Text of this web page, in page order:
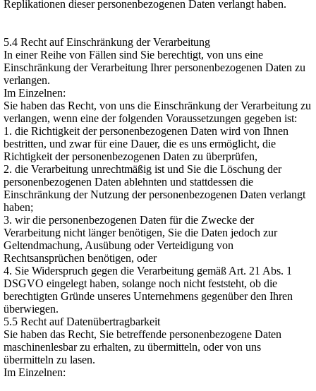
Replikationen dieser personenbezogenen Daten verlangt haben.
5.4 Recht auf Einschränkung der Verarbeitung
In einer Reihe von Fällen sind Sie berechtigt, von uns eine
Einschränkung der Verarbeitung Ihrer personenbezogenen Daten zu
verlangen.
Im Einzelnen:
Sie haben das Recht, von uns die Einschränkung der Verarbeitung zu
verlangen, wenn eine der folgenden Voraussetzungen gegeben ist:
1. die Richtigkeit der personenbezogenen Daten wird von Ihnen
bestritten, und zwar für eine Dauer, die es uns ermöglicht, die
Richtigkeit der personenbezogenen Daten zu überprüfen,
2. die Verarbeitung unrechtmäßig ist und Sie die Löschung der
personenbezogenen Daten ablehnten und stattdessen die
Einschränkung der Nutzung der personenbezogenen Daten verlangt
haben;
3. wir die personenbezogenen Daten für die Zwecke der
Verarbeitung nicht länger benötigen, Sie die Daten jedoch zur
Geltendmachung, Ausübung oder Verteidigung von
Rechtsansprüchen benötigen, oder
4. Sie Widerspruch gegen die Verarbeitung gemäß Art. 21 Abs. 1
DSGVO eingelegt haben, solange noch nicht feststeht, ob die
berechtigten Gründe unseres Unternehmens gegenüber den Ihren
überwiegen.
5.5 Recht auf Datenübertragbarkeit
Sie haben das Recht, Sie betreffende personenbezogene Daten
maschinenlesbar zu erhalten, zu übermitteln, oder von uns
übermitteln zu lasen.
Im Einzelnen: